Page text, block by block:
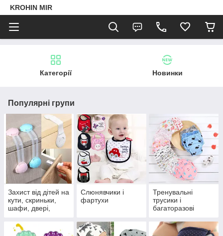
KROHIN MIR
Категорії Новинки
Популярні групи
Захист від дітей на
кути, скриньки,
шафи, двері,
розетки
Слюнявчики і
фартухи
Тренувальні
трусики і
багаторазові